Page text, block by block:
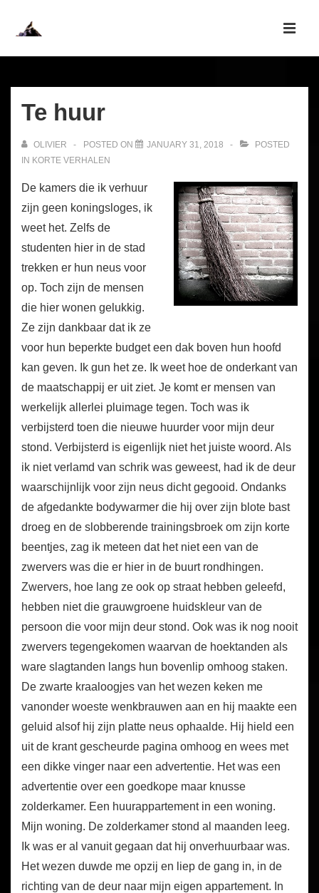
Content
Navigation
Te huur
OLIVIER POSTED ON JANUARY 31, 2018
POSTED
IN KORTE VERHALEN
De kamers die ik verhuur
zijn geen koningsloges, ik
weet het. Zelfs de
studenten hier in de stad
trekken er hun neus voor
op. Toch zijn de mensen
die hier wonen gelukkig.
Ze zijn dankbaar dat ik ze
voor hun beperkte budget een dak boven hun hoofd
kan geven. Ik gun het ze. Ik weet hoe de onderkant van
de maatschappij er uit ziet. Je komt er mensen van
werkelijk allerlei pluimage tegen. Toch was ik
verbijsterd toen die nieuwe huurder voor mijn deur
stond. Verbijsterd is eigenlijk niet het juiste woord. Als
ik niet verlamd van schrik was geweest, had ik de deur
waarschijnlijk voor zijn neus dicht gegooid. Ondanks
de afgedankte bodywarmer die hij over zijn blote bast
droeg en de slobberende trainingsbroek om zijn korte
beentjes, zag ik meteen dat het niet een van de
zwervers was die er hier in de buurt rondhingen.
Zwervers, hoe lang ze ook op straat hebben geleefd,
hebben niet die grauwgroene huidskleur van de
persoon die voor mijn deur stond. Ook was ik nog nooit
zwervers tegengekomen waarvan de hoektanden als
ware slagtanden langs hun bovenlip omhoog staken.
De zwarte kraaloogjes van het wezen keken me
vanonder woeste wenkbrauwen aan en hij maakte een
geluid alsof hij zijn platte neus ophaalde. Hij hield een
uit de krant gescheurde pagina omhoog en wees met
een dikke vinger naar een advertentie. Het was een
advertentie over een goedkope maar knusse
zolderkamer. Een huurappartement in een woning.
Mijn woning. De zolderkamer stond al maanden leeg.
Ik was er al vanuit gegaan dat hij onverhuurbaar was.
Het wezen duwde me opzij en liep de gang in, in de
richting van de deur naar mijn eigen appartement. In